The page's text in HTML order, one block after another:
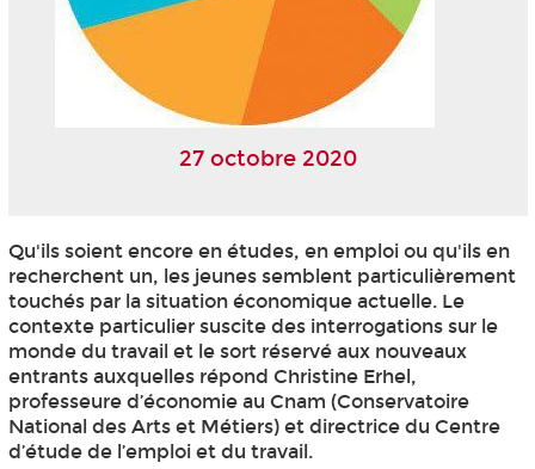
27 octobre 2020
Qu'ils soient encore en études, en emploi ou qu'ils en
recherchent un, les jeunes semblent particulièrement
touchés par la situation économique actuelle. Le
contexte particulier suscite des interrogations sur le
monde du travail et le sort réservé aux nouveaux
entrants auxquelles répond Christine Erhel,
professeure d’économie au Cnam (Conservatoire
National des Arts et Métiers) et directrice du Centre
d’étude de l’emploi et du travail.